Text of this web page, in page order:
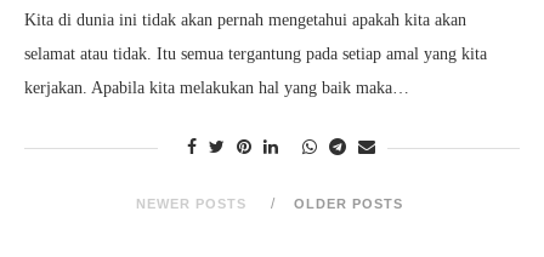
Kita di dunia ini tidak akan pernah mengetahui apakah kita akan
selamat atau tidak. Itu semua tergantung pada setiap amal yang kita
kerjakan. Apabila kita melakukan hal yang baik maka…
NEWER POSTS OLDER POSTS